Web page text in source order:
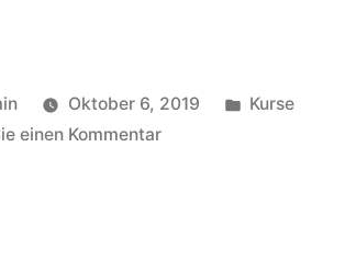
Oktober 6, 2019
Kurse
einen Kommentar